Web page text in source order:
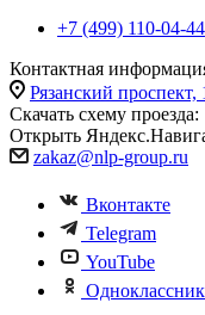
+7 (499) 110-04-44
Контактная
Рязанский
Скачать схему проезда:
Открыть
zakaz@nlp-group.ru
Вконтакте
Telegram
YouTube